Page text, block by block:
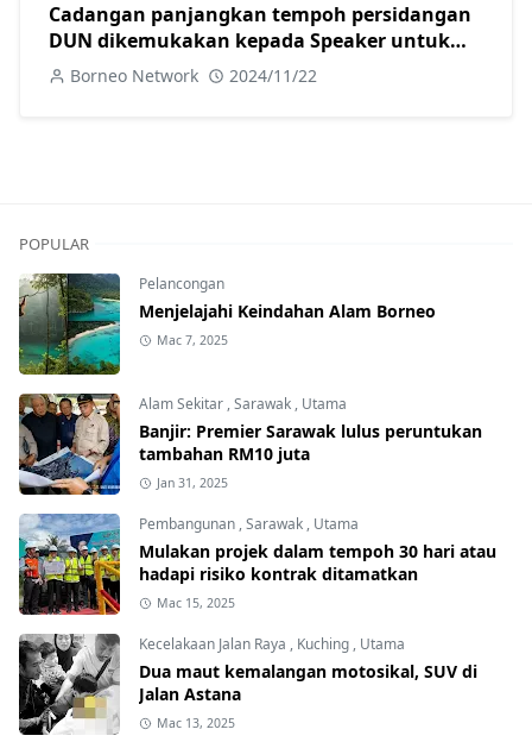
Cadangan panjangkan tempoh persidangan
DUN dikemukakan kepada Speaker untuk
diteliti-Abang Johari
Borneo Network 2024/11/22
POPULAR
Pelancongan
Menjelajahi Keindahan Alam Borneo
Mac 7, 2025
Alam Sekitar ,Sarawak , Utama
Banjir: Premier Sarawak lulus peruntukan
tambahan RM10 juta
Jan 31, 2025
Pembangunan ,Sarawak , Utama
Mulakan projek dalam tempoh 30 hari atau
hadapi risiko kontrak ditamatkan
Mac 15, 2025
Kecelakaan Jalan Raya , Kuching , Utama
Dua maut kemalangan motosikal, SUV di
Jalan Astana
Mac 13, 2025